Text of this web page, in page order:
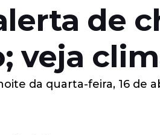
de
veja
da quarta-feira, 16 de